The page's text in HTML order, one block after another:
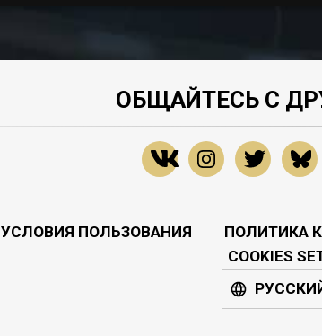
ОБЩАЙТЕСЬ С
УСЛОВИЯ ПОЛЬЗОВАНИЯ ПОЛИТИКА
COOKIES